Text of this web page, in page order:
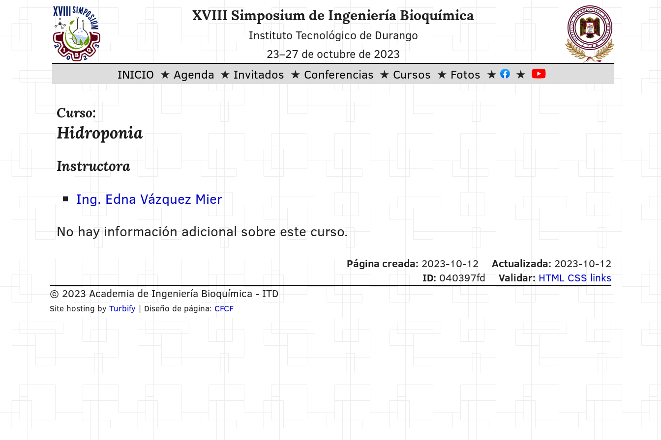
XVIII Simposium de Ingeniería Bioquímica
Instituto Tecnológico de Durango
23–27 de octubre de 2023
INICIO Agenda Invitados Conferencias Cursos Fotos
Curso:
Hidroponia
Instructora
Ing. Edna Vázquez Mier
No hay información adicional sobre este curso.
Página creada: 2023-10-12 Actualizada: 2023-10-12
ID: 040397fd Validar: HTML CSS links
© 2023 Academia de Ingeniería Bioquímica - ITD
Site hosting by Turbify | Diseño de página: CFCF